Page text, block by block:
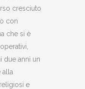
cresciuto
con
che si è
due anni un
alla
e